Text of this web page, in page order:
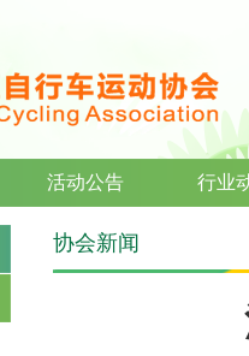
活动公告 行业
协会新闻